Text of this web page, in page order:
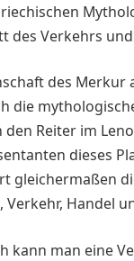
des Verkehrs
des Merkur
die
den Reiter im
dieses
gleichermaßen
Handel
kann man eine